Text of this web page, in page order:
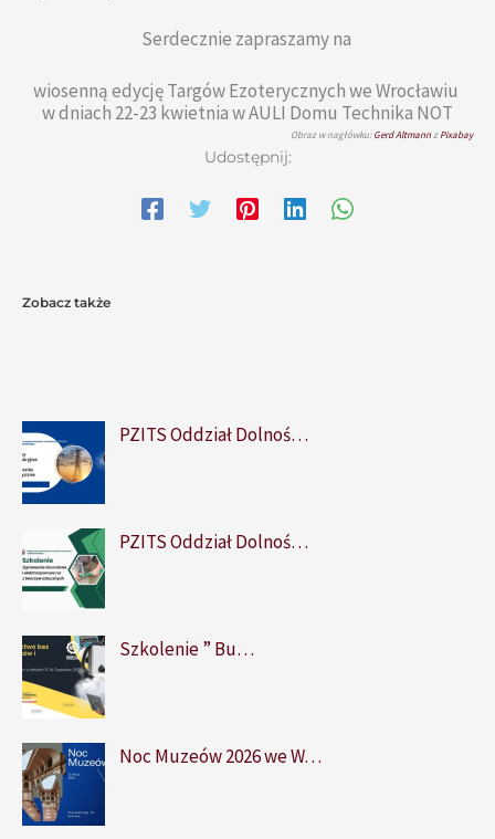
Serdecznie zapraszamy na
wiosenną edycję Targów Ezoterycznych we Wrocławiu
w dniach 22-23 kwietnia w AULI Domu Technika NOT
Obraz w nagłówku:Gerd Altmann zPixabay
Udostępnij:
Zobacz także
PZITS Oddział Dolnoś…
PZITS Oddział Dolnoś…
Szkolenie ” Bu…
Noc Muzeów 2026 we W…